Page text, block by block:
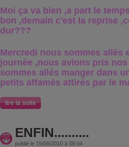
Moi ça va bien ,a part le
bon ,demain c'est la reprise
dur???
Mercredi nous sommes allés
journée ,nous avions pris
sommes allés manger dans
petits affamés attirés par le
lire la suite
ENFIN..........
publié le 15/08/2010 à 08:04